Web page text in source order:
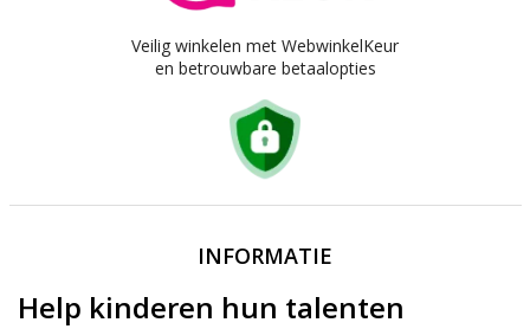
Veilig winkelen met WebwinkelKeur
en betrouwbare betaalopties
INFORMATIE
Help kinderen hun talenten